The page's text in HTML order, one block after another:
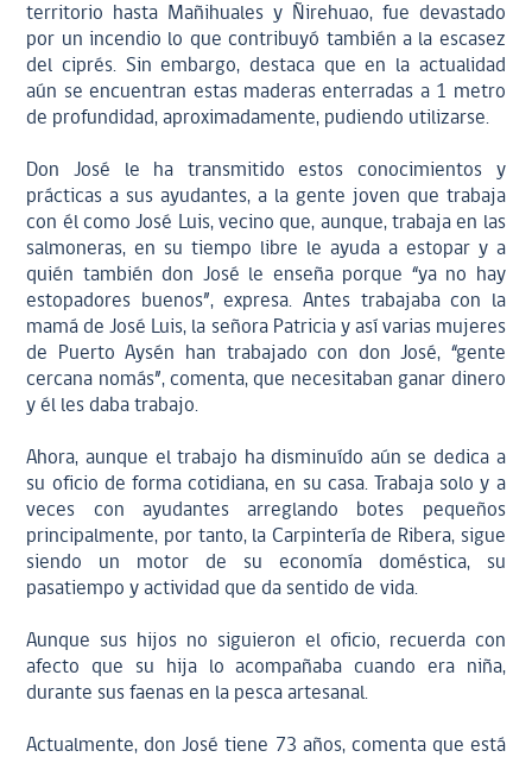
territorio hasta Mañihuales y Ñirehuao, fue devastado
por un incendio lo que contribuyó también a la escasez
del ciprés. Sin embargo, destaca que en la actualidad
aún se encuentran estas maderas enterradas a 1 metro
de profundidad, aproximadamente, pudiendo utilizarse.
Don José le ha transmitido estos conocimientos y
prácticas a sus ayudantes, a la gente joven que trabaja
con él como José Luis, vecino que, aunque, trabaja en las
salmoneras, en su tiempo libre le ayuda a estopar y a
quién también don José le enseña porque “ya no hay
estopadores buenos”, expresa. Antes trabajaba con la
mamá de José Luis, la señora Patricia y así varias mujeres
de Puerto Aysén han trabajado con don José, “gente
cercana nomás”, comenta, que necesitaban ganar dinero
y él les daba trabajo.
Ahora, aunque el trabajo ha disminuído aún se dedica a
su oficio de forma cotidiana, en su casa. Trabaja solo y a
veces con ayudantes arreglando botes pequeños
principalmente, por tanto, la Carpintería de Ribera, sigue
siendo un motor de su economía doméstica, su
pasatiempo y actividad que da sentido de vida.
Aunque sus hijos no siguieron el oficio, recuerda con
afecto que su hija lo acompañaba cuando era niña,
durante sus faenas en la pesca artesanal.
Actualmente, don José tiene 73 años, comenta que está